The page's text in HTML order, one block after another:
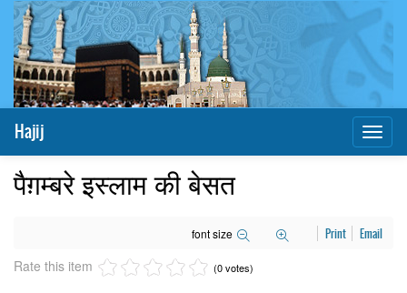
Hajij
पैग़म्बरे इस्लाम की बेसत
font size Print Email
Rate this item (0 votes)